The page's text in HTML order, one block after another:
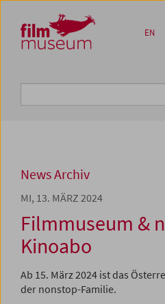
Zum Inhalt
Zum Hauptmenü
Zur Servicenavigation
Zum Suche
EN
News Archiv
MI, 13. MÄRZ 2024
Filmmuseum &
Kinoabo
Ab 15. März 2024 ist das
der nonstop-Familie.